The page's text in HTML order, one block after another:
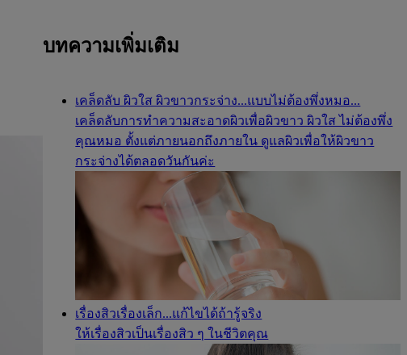
บทความเพิ่มเติม
เคล็ดลับ ผิวใส ผิวขาวกระจ่าง...แบบไม่ต้องพึ่งหมอ...
เคล็ดลับการทำความสะอาดผิวเพื่อผิวขาว ผิวใส ไม่ต้องพึ่ง
คุณหมอ ตั้งแต่ภายนอกถึงภายใน ดูแลผิวเพื่อให้ผิวขาว
กระจ่างได้ตลอดวันกันค่ะ
เรื่องสิวเรื่องเล็ก...แก้ไขได้ถ้ารู้จริง
ให้เรื่องสิวเป็นเรื่องสิว ๆ ในชีวิตคุณ